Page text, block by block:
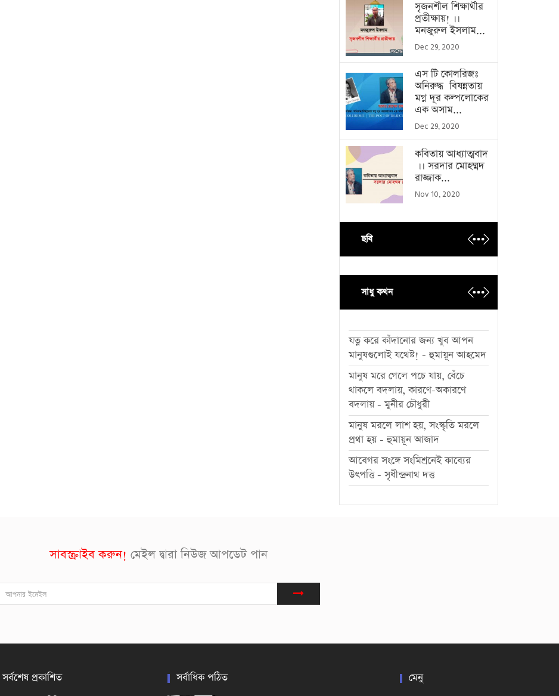
সৃজনশীল শিক্ষার্থীর
প্রতীক্ষায়! ।।
মনজুরুল ইসলাম...
Dec 29, 2020
এস টি কোলরিজঃ
অনিরুদ্ধ বিষন্নতায়
মগ্ন দূর কল্পলোকের
এক অসাম...
Dec 29, 2020
কবিতায় আধ্যাত্মবাদ
।। সরদার মোহম্মদ
রাজ্জাক...
Nov 10, 2020
ছবি
সাধু কথন
যত্ন করে কাঁদানোর জন্য খুব আপন
মানুষগুলোই যথেষ্ট! - হুমায়ূন আহমেদ
মানুষ মরে গেলে পচে যায়, বেঁচে
থাকলে বদলায়, কারণে-অকারণে
বদলায় - মুনীর চৌধুরী
মানুষ মরলে লাশ হয়, সংস্কৃতি মরলে
প্রথা হয় - হুমায়ূন আজাদ
আবেগর সংঙ্গে সংমিশ্রনেই কাব্যের
উৎপত্তি - সৃধীন্দ্রনাথ দত্ত
সাবস্ক্রাইব করুন! মেইল দ্বারা নিউজ আপডেট পান
সর্বশেষ প্রকাশিত সর্বাধিক পঠিত মেনু